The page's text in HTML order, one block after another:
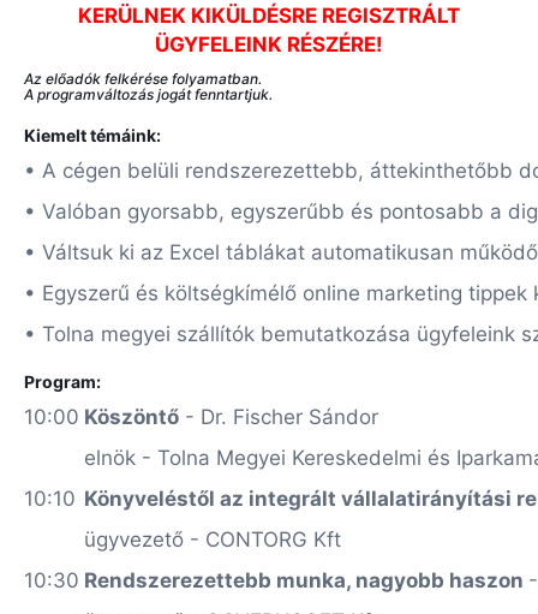
KERÜLNEK KIKÜLDÉSRE REGISZTRÁLT
ÜGYFELEINK RÉSZÉRE!
Az előadók felkérése folyamatban.
A programváltozás jogát fenntartjuk.
Kiemelt témáink:
• A cégen belüli rendszerezettebb, áttekinthetőbb
• Valóban gyorsabb, egyszerűbb és pontosabb a
• Váltsuk ki az Excel táblákat automatikusan
• Egyszerű és költségkímélő online marketing
• Tolna megyei szállítók bemutatkozása ügyfeleink
Program:
10:00 Köszöntő - Dr. Fischer Sándor
elnök - Tolna Megyei Kereskedelmi és
10:10 Könyveléstől az integrált vállalatirányítási
ügyvezető - CONTORG Kft
10:30 Rendszerezettebb munka, nagyobb haszon